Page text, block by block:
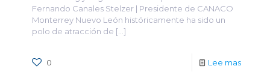
Fernando Canales Stelzer | Presidente de CANACO
Monterrey Nuevo León históricamente ha sido un
polo de atracción de […]
0 Lee mas